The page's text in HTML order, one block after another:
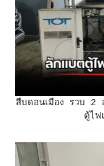
สืบดอนเมือง รวบ 2
ตู้ไฟ